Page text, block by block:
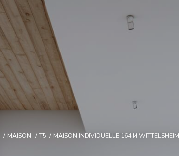
MAISON T5 MAISON INDIVIDUELLE 164 M WITTELSHEIM